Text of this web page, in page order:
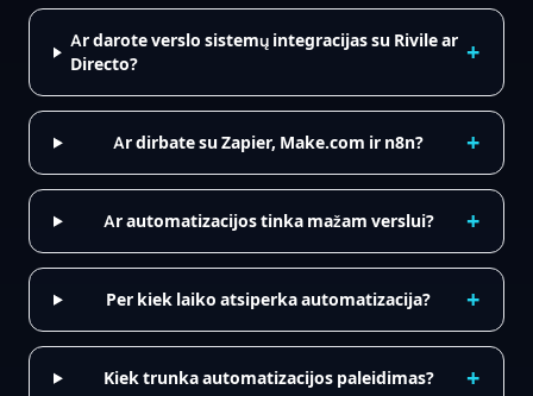
Ar darote verslo sistemų integracijas su Rivile ar
Directo?
+
Ar dirbate su Zapier, Make.com ir n8n? +
Ar automatizacijos tinka mažam verslui? +
Per kiek laiko atsiperka automatizacija? +
Kiek trunka automatizacijos paleidimas? +